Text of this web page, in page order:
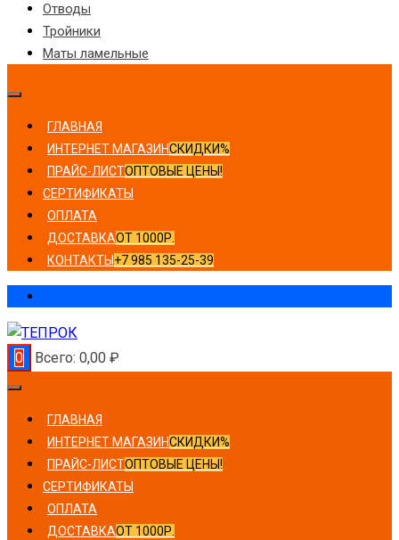
Отводы
Тройники
Маты ламельные
ГЛАВНАЯ
ИНТЕРНЕТ МАГАЗИНСКИДКИ%
ПРАЙС-ЛИСТОПТОВЫЕ ЦЕНЫ!
СЕРТИФИКАТЫ
ОПЛАТА
ДОСТАВКАОТ 1000Р.
КОНТАКТЫ +7 985 135-25-39
0 Всего: 0,00 ₽
ГЛАВНАЯ
ИНТЕРНЕТ МАГАЗИНСКИДКИ%
ПРАЙС-ЛИСТОПТОВЫЕ ЦЕНЫ!
СЕРТИФИКАТЫ
ОПЛАТА
ДОСТАВКАОТ 1000Р.